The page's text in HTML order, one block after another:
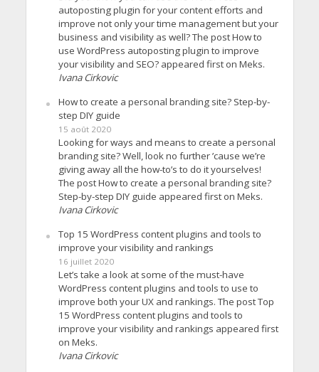
autoposting plugin for your content efforts and
improve not only your time management but your
business and visibility as well? The post How to
use WordPress autoposting plugin to improve
your visibility and SEO? appeared first on Meks.
Ivana Cirkovic
How to create a personal branding site? Step-by-
step DIY guide
15 août 2020
Looking for ways and means to create a personal
branding site? Well, look no further ’cause we’re
giving away all the how-to’s to do it yourselves!
The post How to create a personal branding site?
Step-by-step DIY guide appeared first on Meks.
Ivana Cirkovic
Top 15 WordPress content plugins and tools to
improve your visibility and rankings
16 juillet 2020
Let’s take a look at some of the must-have
WordPress content plugins and tools to use to
improve both your UX and rankings. The post Top
15 WordPress content plugins and tools to
improve your visibility and rankings appeared first
on Meks.
Ivana Cirkovic